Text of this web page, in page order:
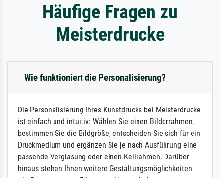
Häufige Fragen zu
Meisterdrucke
Wie funktioniert die Personalisierung?
Die Personalisierung Ihres Kunstdrucks bei Meisterdrucke
ist einfach und intuitiv: Wählen Sie einen Bilderrahmen,
bestimmen Sie die Bildgröße, entscheiden Sie sich für ein
Druckmedium und ergänzen Sie je nach Ausführung eine
passende Verglasung oder einen Keilrahmen. Darüber
hinaus stehen Ihnen weitere Gestaltungsmöglichkeiten